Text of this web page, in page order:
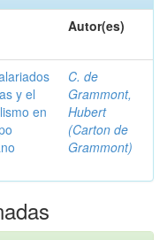
Autor(es)
y el
en
C. de
Grammont,
Hubert
(Carton de
Grammont)